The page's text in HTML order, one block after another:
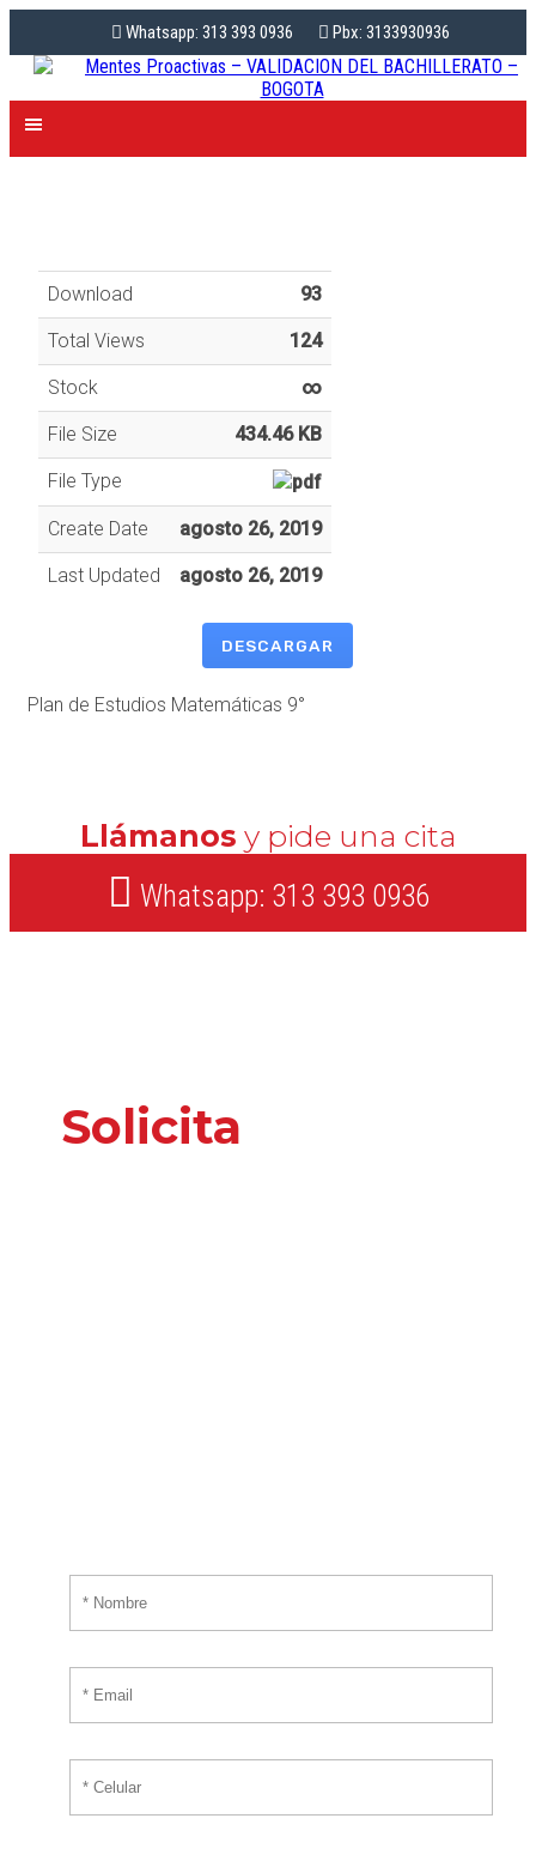
Whatsapp: 313 393 0936 Pbx: 3133930936
Download 93
Total Views 124
Stock ∞
File Size 434.46 KB
File Type
Create Date agosto 26, 2019
Last Updated agosto 26, 2019
DESCARGAR
Plan de Estudios Matemáticas 9°
Llámanos y pide una cita
Whatsapp: 313 393 0936
Solicita